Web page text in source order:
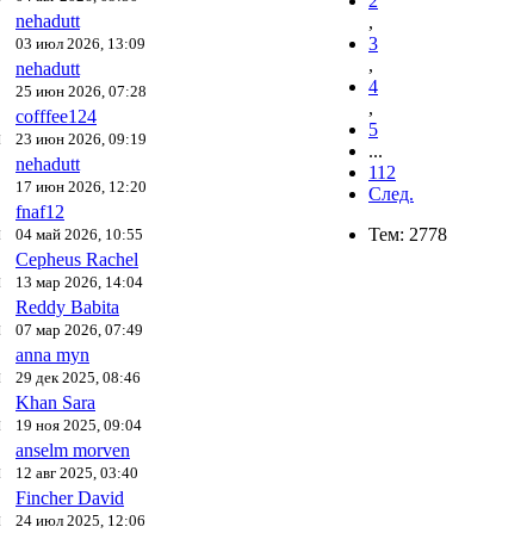
,
3
,
4
,
5
...
112
След.
Тем: 2778
nehadutt
03 июл 2026, 13:09
nehadutt
25 июн 2026, 07:28
cofffee124
23 июн 2026, 09:19
nehadutt
17 июн 2026, 12:20
fnaf12
04 май 2026, 10:55
Cepheus Rachel
13 мар 2026, 14:04
Reddy Babita
07 мар 2026, 07:49
anna myn
29 дек 2025, 08:46
Khan Sara
19 ноя 2025, 09:04
anselm morven
12 авг 2025, 03:40
Fincher David
24 июл 2025, 12:06